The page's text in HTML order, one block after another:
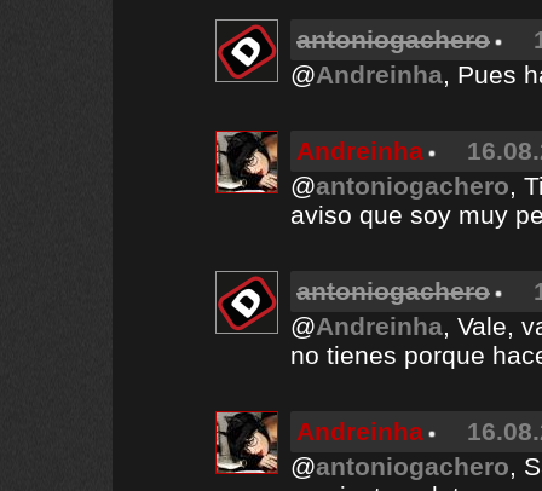
antoniogachero
@Andreinha, Pues
Andreinha
@antoniogachero,
aviso que soy muy
antoniogachero
@Andreinha, Vale,
no tienes porque
Andreinha
@antoniogachero,